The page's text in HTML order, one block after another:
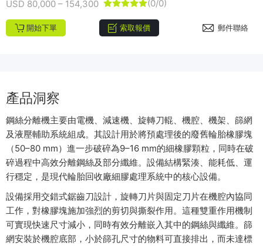
USD 80,000 – 154,300 (0/0)
開始下單 索取報價 郵件聯絡
產品洞察
鋼絲分離機主要由電機、減速機、旋轉刀輥、機腔、機架、篩網
及液壓輔助系統組成。其設計用於將預處理後的廢舊輪胎橡膠塊
（50–80 mm）進一步破碎為9–16 mm的細橡膠顆粒，同時在破
碎過程中高效分離鋼絲及部分纖維。設備結構緊湊、能耗低、運
行穩定，是現代輪胎回收廠細膠處理系統中的核心設備。
設備採用交錯式鋸齒刀設計，旋轉刀片與固定刀片在機腔內協同
工作，對橡膠塊施加強烈的剪切與撕裂作用。這種雙重作用機制
可實現快速尺寸減小，同時有效分離嵌入其中的鋼絲與纖維。篩
網安裝於機腔底部，小於篩孔尺寸的物料可直接排出，而未達標